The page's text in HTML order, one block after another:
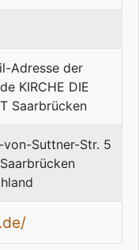
von-Suttner-Str. 5
Saarbrücken